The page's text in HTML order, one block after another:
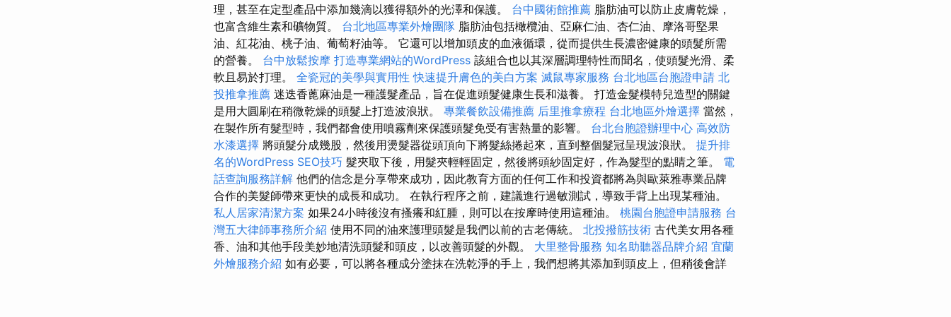
理，甚至在定型產品中添加幾滴以獲得額外的光澤和保護。 台中國術館推薦 脂肪油可以防止皮膚乾燥，
也富含維生素和礦物質。 台北地區專業外燴團隊 脂肪油包括橄欖油、亞麻仁油、杏仁油、摩洛哥堅果
油、紅花油、桃子油、葡萄籽油等。 它還可以增加頭皮的血液循環，從而提供生長濃密健康的頭髮所需
的營養。 台中放鬆按摩 打造專業網站的WordPress 該組合也以其深層調理特性而聞名，使頭髮光滑、柔
軟且易於打理。 全瓷冠的美學與實用性 快速提升膚色的美白方案 滅鼠專家服務 台北地區台胞證申請 北
投推拿推薦 迷迭香蓖麻油是一種護髮產品，旨在促進頭髮健康生長和滋養。 打造金髮模特兒造型的關鍵
是用大圓刷在稍微乾燥的頭髮上打造波浪狀。 專業餐飲設備推薦 后里推拿療程 台北地區外燴選擇 當然，
在製作所有髮型時，我們都會使用噴霧劑來保護頭髮免受有害熱量的影響。 台北台胞證辦理中心 高效防
水漆選擇 將頭髮分成幾股，然後用燙髮器從頭頂向下將髮絲捲起來，直到整個髮冠呈現波浪狀。 提升排
名的WordPress SEO技巧 髮夾取下後，用髮夾輕輕固定，然後將頭紗固定好，作為髮型的點睛之筆。 電
話查詢服務詳解 他們的信念是分享帶來成功，因此教育方面的任何工作和投資都將為與歐萊雅專業品牌
合作的美髮師帶來更快的成長和成功。 在執行程序之前，建議進行過敏測試，導致手背上出現某種油。
私人居家清潔方案 如果24小時後沒有搔癢和紅腫，則可以在按摩時使用這種油。 桃園台胞證申請服務 台
灣五大律師事務所介紹 使用不同的油來護理頭髮是我們以前的古老傳統。 北投撥筋技術 古代美女用各種
香、油和其他手段美妙地清洗頭髮和頭皮，以改善頭髮的外觀。 大里整骨服務 知名助聽器品牌介紹 宜蘭
外燴服務介紹 如有必要，可以將各種成分塗抹在洗乾淨的手上，我們想將其添加到頭皮上，但稍後會詳